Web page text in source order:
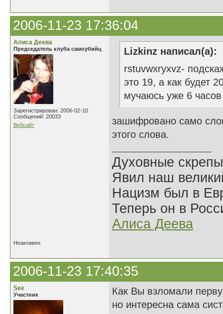
2006-11-23 17:36:04
Алиса Деева
Председатель клуба самоубийц
Зарегистрирован: 2006-02-10
Сообщений: 20033
Вебсайт
Lizkinz написал(а):
rstuvwxryxvz-
это 19, а как будет
мучаюсь уже 6 часов
зашифровано само
этого слова.
Духовные
Явил наш
Нацизм был в
Теперь он в
Алиса Деева
Неактивен
2006-11-23 17:40:35
See
Участник
Как Вы взломали
но интересна сама